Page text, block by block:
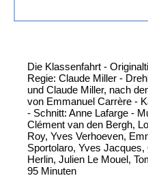
Die Klassenfahrt -
Regie: Claude Miller -
und Claude Miller, nach
von Emmanuel Carrère -
- Schnitt: Anne Lafarge -
Clément van den Bergh,
Roy, Yves Verhoeven,
Sportolaro, Yves
Herlin, Julien Le Mouel,
95 Minuten